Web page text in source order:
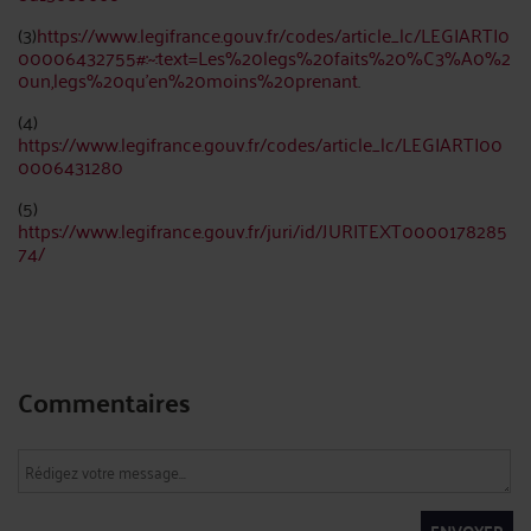
(3)https://www.legifrance.gouv.fr/codes/article_lc/LEGIARTI0
00006432755#:~:text=Les%20legs%20faits%20%C3%A0%2
0un,legs%20qu'en%20moins%20prenant.
(4)
https://www.legifrance.gouv.fr/codes/article_lc/LEGIARTI00
0006431280
(5)
https://www.legifrance.gouv.fr/juri/id/JURITEXT0000178285
74/
Commentaires